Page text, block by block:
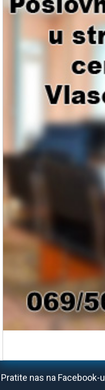
Pratite nas na Facebook-u